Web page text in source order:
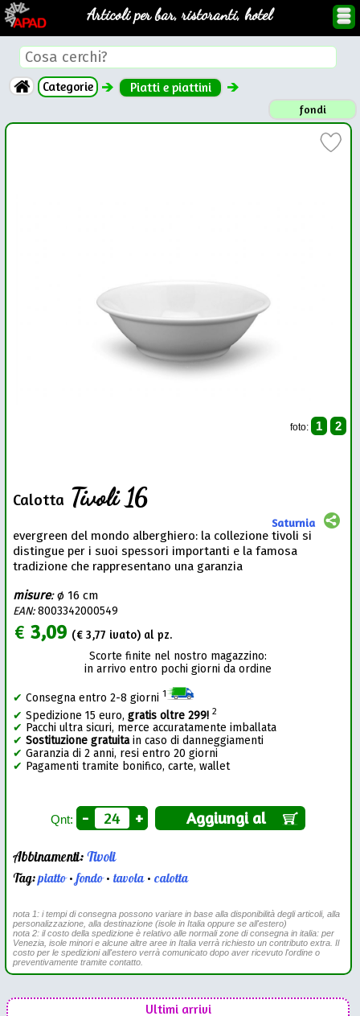
Articoli per bar, ristoranti, hotel
Categorie Piatti e piattini
fondi
foto: 1 2
Calotta Tivoli 16
Saturnia
evergreen del mondo alberghiero: la collezione tivoli si
distingue per i suoi spessori importanti e la famosa
tradizione che rappresentano una garanzia
misure:ø 16 cm
EAN:8003342000549
€3,09 (€3,77 ivato) al pz.
Scorte finite nel nostro magazzino:
in arrivo entro pochi giorni da ordine
✔ Consegna entro 2-8 giorni 1
✔ Spedizione 15 euro,gratis oltre 299! 2
✔ Pacchi ultra sicuri, merce accuratamente imballata
✔ Sostituzione gratuitain caso di danneggiamenti
✔ Garanzia di 2 anni, resi entro 20 giorni
✔ Pagamenti tramite bonifico, carte, wallet
Qnt: - + Aggiungi al
Abbinamenti:Tivoli
Tag:piatto•fondo•tavola•calotta
nota 1: i tempi di consegna possono variare in base alla disponibilità degli articoli, alla
personalizzazione, alla destinazione (isole in Italia oppure se all'estero)
nota 2: il costo della spedizione è relativo alle normali zone di consegna in italia: per
Venezia, isole minori e alcune altre aree in Italia verrà richiesto un contributo extra. Il
costo per le spedizioni all'estero verrà comunicato dopo aver ricevuto l'ordine o
preventivamente tramite contatto.
Ultimi arrivi